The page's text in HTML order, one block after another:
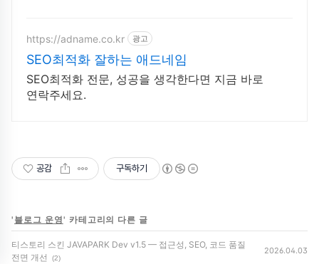
https://adname.co.kr 광고
SEO최적화 잘하는 애드네임
SEO최적화 전문, 성공을 생각한다면 지금 바로
연락주세요.
공감 구독하기
' 블로그 운영' 카테고리의 다른 글
티스토리 스킨 JAVAPARK Dev v1.5 — 접근성, SEO, 코드 품질
전면 개선
(2)
2026.04.03